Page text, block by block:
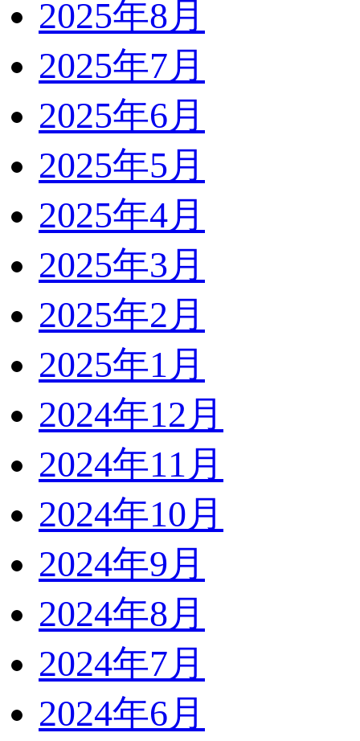
2025年8月
2025年7月
2025年6月
2025年5月
2025年4月
2025年3月
2025年2月
2025年1月
2024年12月
2024年11月
2024年10月
2024年9月
2024年8月
2024年7月
2024年6月